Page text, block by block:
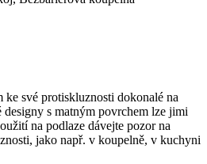
své protiskluznosti dokonalé na
s matným povrchem lze jimi
na podlaze dávejte pozor na
jako např. v koupelně, v kuchyni